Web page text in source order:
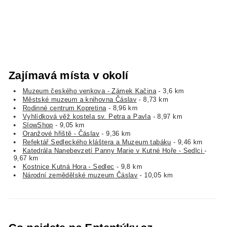
Zajímavá místa v okolí
Muzeum českého venkova - Zámek Kačina - 3,6 km
Městské muzeum a knihovna Čáslav - 8,73 km
Rodinné centrum Kopretina - 8,96 km
Vyhlídková věž kostela sv. Petra a Pavla - 8,97 km
SlowShop - 9,05 km
Oranžové hřiště - Čáslav - 9,36 km
Refektář Sedleckého kláštera a Muzeum tabáku - 9,46 km
Katedrála Nanebevzetí Panny Marie v Kutné Hoře - Sedlci-
9,67 km
Kostnice Kutná Hora - Sedlec - 9,8 km
Národní zemědělské muzeum Čáslav - 10,05 km